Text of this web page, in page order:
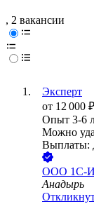
, 2 вакансии
Эксперт
от 12 000 ₽
Опыт 3-6
Можно
Выплаты:
ООО 1С-
Анадырь